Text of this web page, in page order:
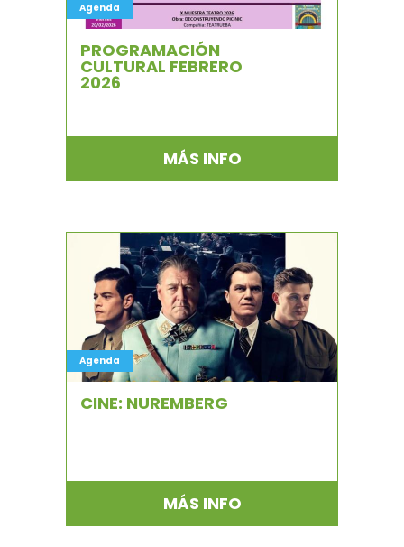
Agenda
PROGRAMACIÓN
CULTURAL FEBRERO
2026
MÁS INFO
Agenda
CINE: NUREMBERG
MÁS INFO